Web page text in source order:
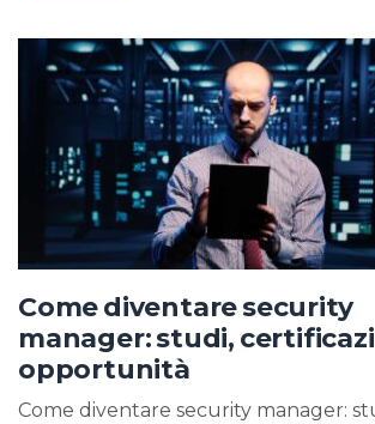
Come diventare security
manager: studi,
opportunità
Come diventare security manager: